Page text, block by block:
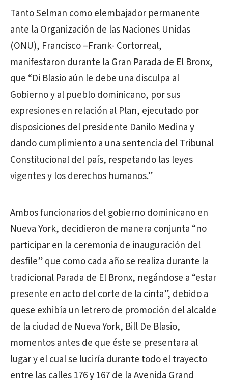
Tanto Selman como elembajador permanente
ante la Organización de las Naciones Unidas
(ONU), Francisco –Frank- Cortorreal,
manifestaron durante la Gran Parada de El Bronx,
que “Di Blasio aún le debe una disculpa al
Gobierno y al pueblo dominicano, por sus
expresiones en relación al Plan, ejecutado por
disposiciones del presidente Danilo Medina y
dando cumplimiento a una sentencia del Tribunal
Constitucional del país, respetando las leyes
vigentes y los derechos humanos.”
Ambos funcionarios del gobierno dominicano en
Nueva York, decidieron de manera conjunta “no
participar en la ceremonia de inauguración del
desfile” que como cada año se realiza durante la
tradicional Parada de El Bronx, negándose a “estar
presente en acto del corte de la cinta”, debido a
quese exhibía un letrero de promoción del alcalde
de la ciudad de Nueva York, Bill De Blasio,
momentos antes de que éste se presentara al
lugar y el cual se luciría durante todo el trayecto
entre las calles 176 y 167 de la Avenida Grand